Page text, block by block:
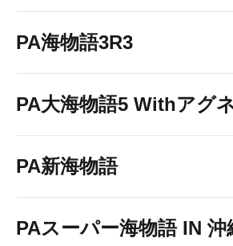
PA海物語3R3
PA大海物語5 Withアグ
PA新海物語
PAスーパー海物語 IN